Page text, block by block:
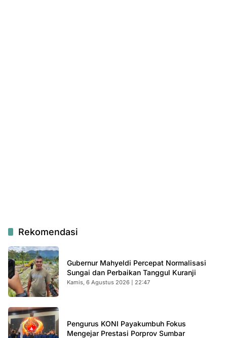
Rekomendasi
Gubernur Mahyeldi Percepat Normalisasi
Sungai dan Perbaikan Tanggul Kuranji
Kamis, 6 Agustus 2026 | 22:47
Pengurus KONI Payakumbuh Fokus
Mengejar Prestasi Porprov Sumbar